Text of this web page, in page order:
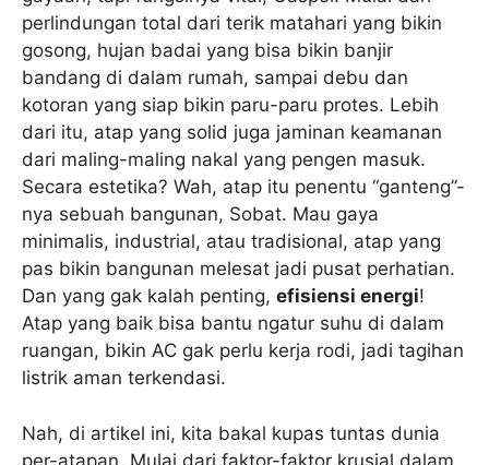
perlindungan total dari terik matahari yang bikin
gosong, hujan badai yang bisa bikin banjir
bandang di dalam rumah, sampai debu dan
kotoran yang siap bikin paru-paru protes. Lebih
dari itu, atap yang solid juga jaminan keamanan
dari maling-maling nakal yang pengen masuk.
Secara estetika? Wah, atap itu penentu “ganteng”-
nya sebuah bangunan, Sobat. Mau gaya
minimalis, industrial, atau tradisional, atap yang
pas bikin bangunan melesat jadi pusat perhatian.
Dan yang gak kalah penting, efisiensi energi!
Atap yang baik bisa bantu ngatur suhu di dalam
ruangan, bikin AC gak perlu kerja rodi, jadi tagihan
listrik aman terkendasi.
Nah, di artikel ini, kita bakal kupas tuntas dunia
per-atapan. Mulai dari faktor-faktor krusial dalam